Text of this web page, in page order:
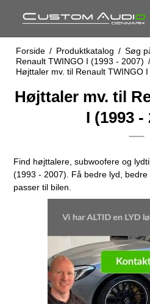
Forside / Produktkatalog / Søg
Renault TWINGO I (1993 - 2007) /
Højttaler mv. til Renault TWINGO
Højttaler mv. til
I (1993 -
Find højttalere, subwoofere og
(1993 - 2007). Få bedre lyd,
passer til bilen.